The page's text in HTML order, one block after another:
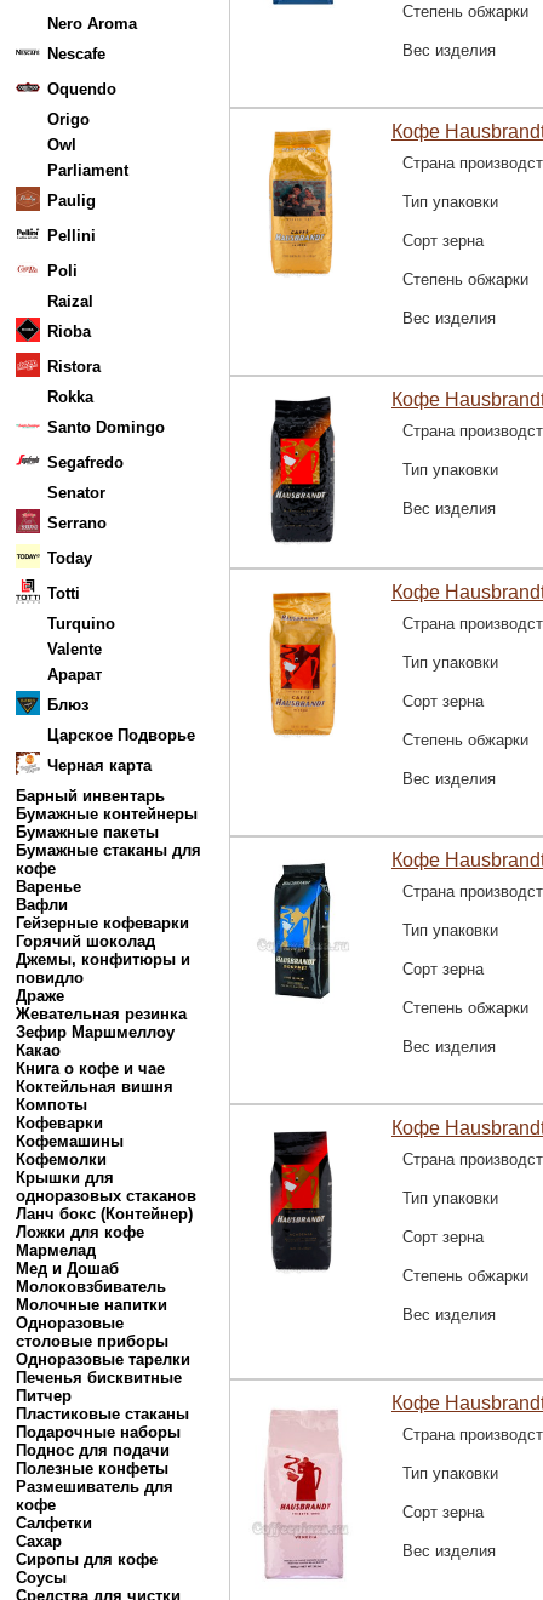
Nero Aroma
Nescafe
Oquendo
Origo
Owl
Parliament
Paulig
Pellini
Poli
Raizal
Rioba
Ristora
Rokka
Santo Domingo
Segafredo
Senator
Serrano
Today
Totti
Turquino
Valente
Арарат
Блюз
Царское Подворье
Черная карта
Барный инвентарь
Бумажные контейнеры
Бумажные пакеты
Бумажные стаканы для
кофе
Варенье
Вафли
Гейзерные кофеварки
Горячий шоколад
Джемы, конфитюры и
повидло
Драже
Жевательная резинка
Зефир Маршмеллоу
Какао
Книга о кофе и чае
Коктейльная вишня
Компоты
Кофеварки
Кофемашины
Кофемолки
Крышки для
одноразовых стаканов
Ланч бокс (Контейнер)
Ложки для кофе
Мармелад
Мед и Дошаб
Молоковзбиватель
Молочные напитки
Одноразовые
столовые приборы
Одноразовые тарелки
Печенья бисквитные
Питчер
Пластиковые стаканы
Подарочные наборы
Поднос для подачи
Полезные конфеты
Размешиватель для
кофе
Салфетки
Сахар
Сиропы для кофе
Соусы
Средства для чистки
Степень обжарки
Вес изделия
Кофе
Страна
Тип упаковки
Сорт зерна
Степень обжарки
Вес изделия
Кофе
Страна
Тип упаковки
Вес изделия
Кофе
Страна
Тип упаковки
Сорт зерна
Степень обжарки
Вес изделия
Кофе
Страна
Тип упаковки
Сорт зерна
Степень обжарки
Вес изделия
Кофе
Страна
Тип упаковки
Сорт зерна
Степень обжарки
Вес изделия
Кофе
Страна
Тип упаковки
Сорт зерна
Вес изделия